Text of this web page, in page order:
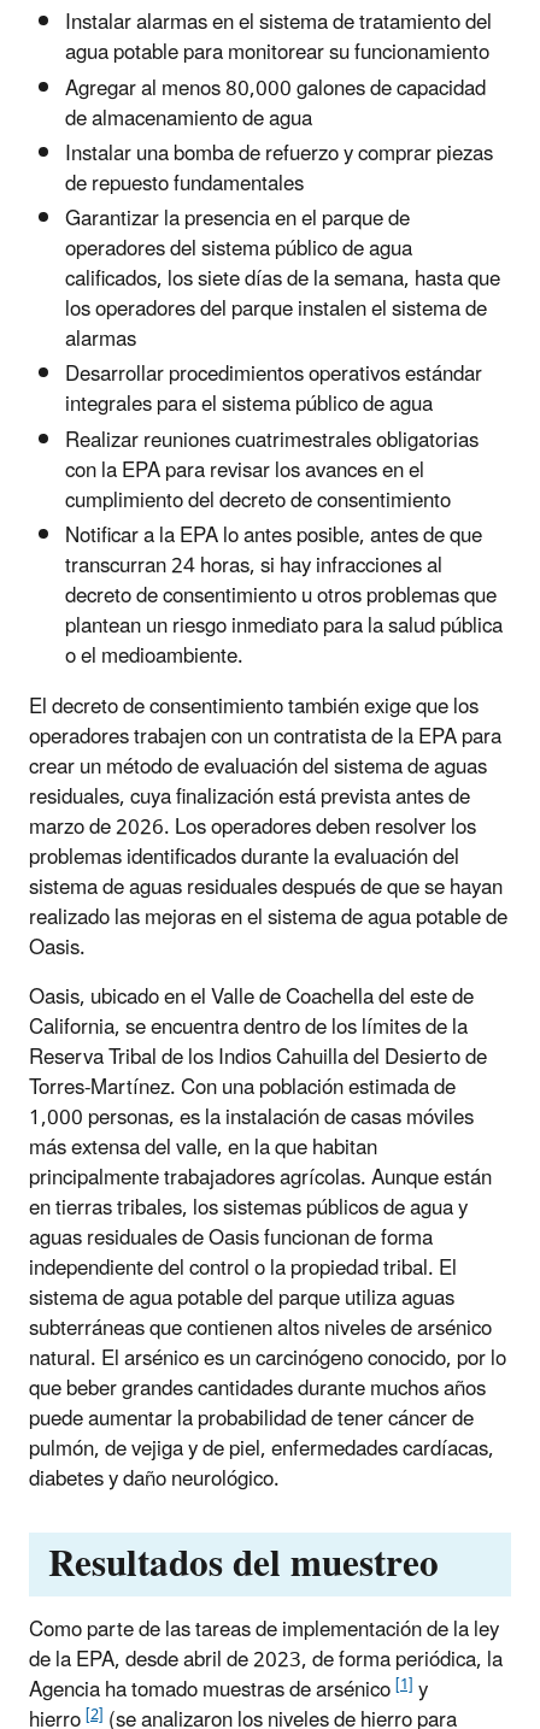
Instalar alarmas en el sistema de tratamiento del
agua potable para monitorear su funcionamiento
Agregar al menos 80,000 galones de capacidad
de almacenamiento de agua
Instalar una bomba de refuerzo y comprar piezas
de repuesto fundamentales
Garantizar la presencia en el parque de
operadores del sistema público de agua
calificados, los siete días de la semana, hasta que
los operadores del parque instalen el sistema de
alarmas
Desarrollar procedimientos operativos estándar
integrales para el sistema público de agua
Realizar reuniones cuatrimestrales obligatorias
con la EPA para revisar los avances en el
cumplimiento del decreto de consentimiento
Notificar a la EPA lo antes posible, antes de que
transcurran 24 horas, si hay infracciones al
decreto de consentimiento u otros problemas que
plantean un riesgo inmediato para la salud pública
o el medioambiente.
El decreto de consentimiento también exige que los
operadores trabajen con un contratista de la EPA para
crear un método de evaluación del sistema de aguas
residuales, cuya finalización está prevista antes de
marzo de 2026. Los operadores deben resolver los
problemas identificados durante la evaluación del
sistema de aguas residuales después de que se hayan
realizado las mejoras en el sistema de agua potable de
Oasis.
Oasis, ubicado en el Valle de Coachella del este de
California, se encuentra dentro de los límites de la
Reserva Tribal de los Indios Cahuilla del Desierto de
Torres-Martínez. Con una población estimada de
1,000 personas, es la instalación de casas móviles
más extensa del valle, en la que habitan
principalmente trabajadores agrícolas. Aunque están
en tierras tribales, los sistemas públicos de agua y
aguas residuales de Oasis funcionan de forma
independiente del control o la propiedad tribal. El
sistema de agua potable del parque utiliza aguas
subterráneas que contienen altos niveles de arsénico
natural. El arsénico es un carcinógeno conocido, por lo
que beber grandes cantidades durante muchos años
puede aumentar la probabilidad de tener cáncer de
pulmón, de vejiga y de piel, enfermedades cardíacas,
diabetes y daño neurológico.
Resultados del muestreo
Como parte de las tareas de implementación de la ley
de la EPA, desde abril de 2023, de forma periódica, la
Agencia ha tomado muestras de arsénico[1]y
[2]